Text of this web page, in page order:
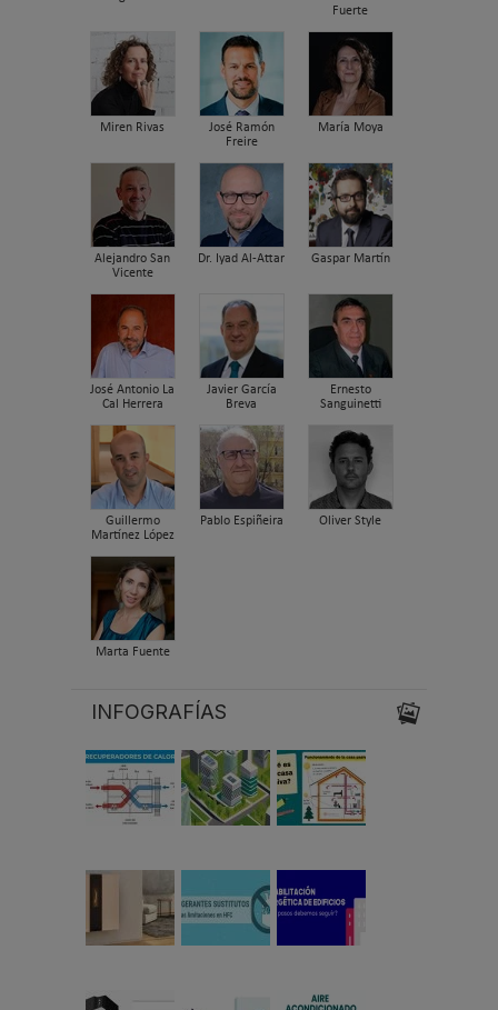
Fuerte
Miren Rivas
José Ramón
Freire
María Moya
Alejandro San
Vicente
Dr. Iyad Al-Attar Gaspar Martín
José Antonio La
Cal Herrera
Javier García
Breva
Ernesto
Sanguinetti
Guillermo
Martínez López
Pablo Espiñeira Oliver Style
Marta Fuente
INFOGRAFÍAS